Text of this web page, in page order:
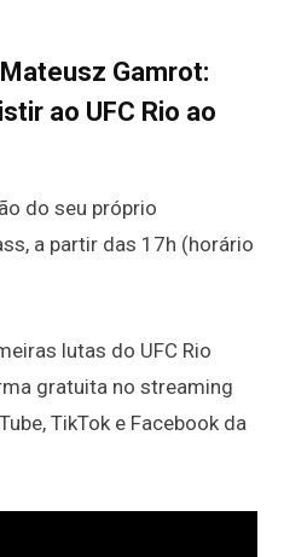
Gamrot:
ao UFC Rio ao
do seu próprio
a partir das 17h (horário
lutas do UFC Rio
gratuita no streaming
TikTok e Facebook da